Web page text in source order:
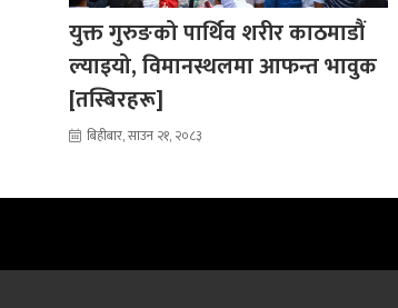
युक्त गुरुङको पार्थिव शरीर काठमाडौं
ल्याइयो, विमानस्थलमा आफन्त भावुक
[तस्बिरहरू]
बिहीबार, साउन २१, २०८३